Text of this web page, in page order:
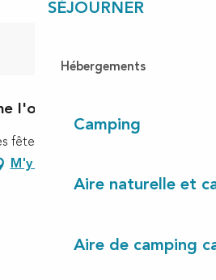
SÉJOURNER
Hébergements
Camping
Aire naturelle et
Aire de camping
l'oiseau chanteur"
fêtes, 40260 Linxe
M'y rendre